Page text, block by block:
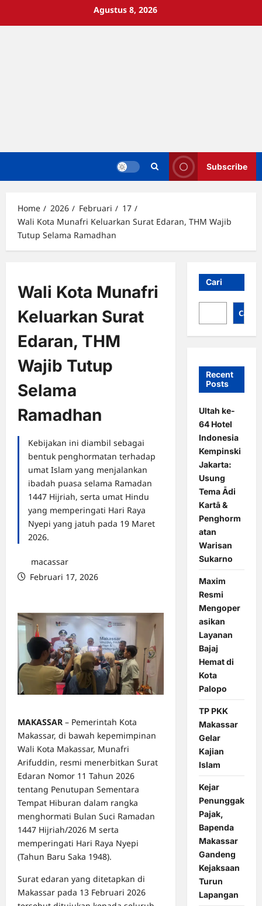
Agustus 8, 2026
Subscribe
Home 2026 Februari
17
Wali Kota Munafri Keluarkan Surat Edaran, THM Wajib
Tutup Selama Ramadhan
Wali Kota Munafri
Keluarkan Surat
Edaran, THM
Wajib Tutup
Selama
Ramadhan
Kebijakan ini diambil sebagai
bentuk penghormatan terhadap
umat Islam yang menjalankan
ibadah puasa selama Ramadan
1447 Hijriah, serta umat Hindu
yang memperingati Hari Raya
Nyepi yang jatuh pada 19 Maret
2026.
macassar
Februari 17, 2026
MAKASSAR – Pemerintah Kota
Makassar, di bawah kepemimpinan
Wali Kota Makassar, Munafri
Arifuddin, resmi menerbitkan Surat
Edaran Nomor 11 Tahun 2026
tentang Penutupan Sementara
Tempat Hiburan dalam rangka
menghormati Bulan Suci Ramadan
1447 Hijriah/2026 M serta
memperingati Hari Raya Nyepi
(Tahun Baru Saka 1948).
Surat edaran yang ditetapkan di
Makassar pada 13 Februari 2026
Cari
Cari
Recent
Posts
Ultah ke-
64 Hotel
Indonesia
Kempinski
Jakarta:
Usung
Tema Ādi
Kartā &
Penghorm
atan
Warisan
Sukarno
Maxim
Resmi
Mengoper
asikan
Layanan
Bajaj
Hemat di
Kota
Palopo
TP PKK
Makassar
Gelar
Kajian
Islam
Kejar
Penunggak
Pajak,
Bapenda
Makassar
Gandeng
Kejaksaan
Turun
Lapangan